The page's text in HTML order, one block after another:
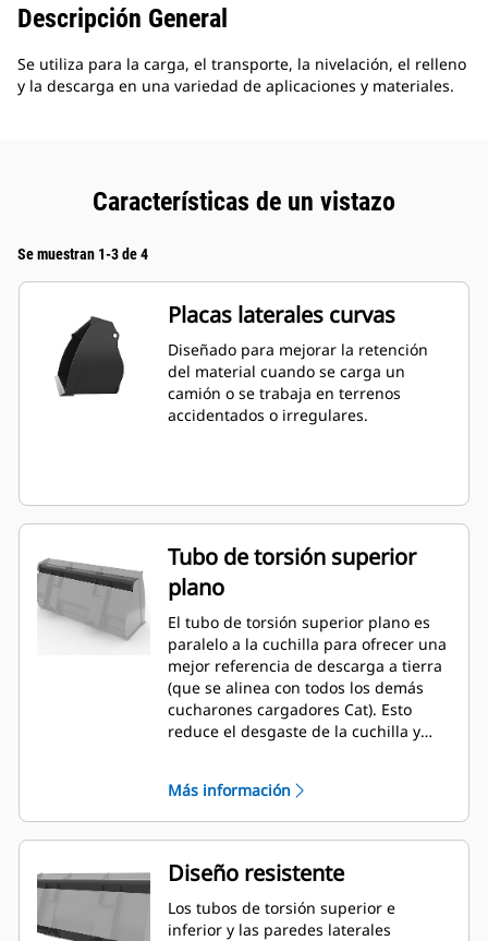
Descripción General
Se utiliza para la carga, el transporte, la nivelación, el relleno
y la descarga en una variedad de aplicaciones y materiales.
Características de un vistazo
Se muestran 1-3 de 4
Placas laterales curvas
Diseñado para mejorar la retención
del material cuando se carga un
camión o se trabaja en terrenos
accidentados o irregulares.
Tubo de torsión superior
plano
El tubo de torsión superior plano es
paralelo a la cuchilla para ofrecer una
mejor referencia de descarga a tierra
(que se alinea con todos los demás
cucharones cargadores Cat). Esto
reduce el desgaste de la cuchilla y
puede ser más fácil de medir desde el
interior de la cabina.
Más información
Diseño resistente
Los tubos de torsión superior e
inferior y las paredes laterales